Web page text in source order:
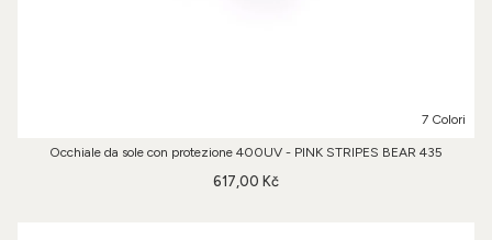
7 Colori
Occhiale da sole con protezione 400UV - PINK STRIPES BEAR 435
617,00 Kč